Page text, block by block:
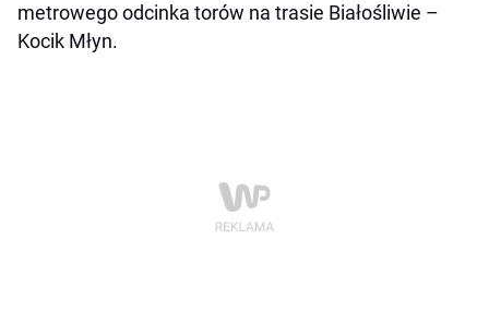
metrowego odcinka torów na trasie Białośliwie –
Kocik Młyn.